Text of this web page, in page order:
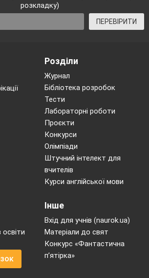
розкладку)
ПЕРЕВІРИТИ
Розділи
Журнал
Бібліотека розробок
Тести
Лабораторні роботи
Проєкти
Конкурси
Олімпіади
Штучний інтелект для
вчителів
Курси англійської мови
освіти
Інше
Вхід для учнів (naurok.ua)
Матеріали до свят
Конкурс «Фантастична
п’ятірка»